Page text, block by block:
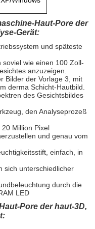
Haut-Pore der
Gerät:
und späteste
wie einen 100 Zoll-
anzuzeigen.
Bilder der Vorlage 3, mit
derma Schicht-Hautbild.
des Gesichtsbildes
den Analyseprozeß
Million Pixel
und genau vom
einfach, in
sich unterschiedlicher
durch die
LED
Pore der haut-3D,